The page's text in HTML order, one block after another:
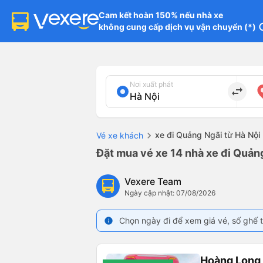
Cam kết hoàn 150% nếu nhà xe
không cung cấp dịch vụ vận chuyển (*)
Nơi xuất phát
import_export
Vé xe khách xe đi Quảng Ngãi từ Hà Nội
Đặt mua vé xe 14 nhà xe đi
Vexere Team
Ngày cập nhật: 07/08/2026
info Chọn ngày đi để xem giá vé, số
Hoàng